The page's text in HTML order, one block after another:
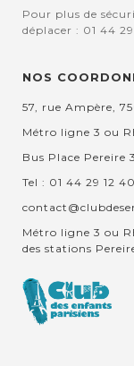
Pour plus de
déplacer : 01 44
NOS
57, rue Ampère,
Métro ligne 3 ou
Bus Place Pereire
Tel : 01 44 29 12 40
Métro ligne 3 ou
des stations